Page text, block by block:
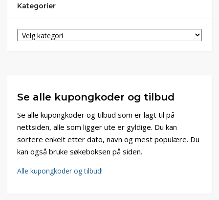
Kategorier
Se alle kupongkoder og tilbud
Se alle kupongkoder og tilbud som er lagt til på
nettsiden, alle som ligger ute er gyldige. Du kan
sortere enkelt etter dato, navn og mest populære. Du
kan også bruke søkeboksen på siden.
Alle kupongkoder og tilbud!